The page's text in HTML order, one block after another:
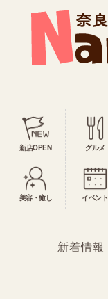
新店OPEN グルメ
美容・癒し イベント
新着情報